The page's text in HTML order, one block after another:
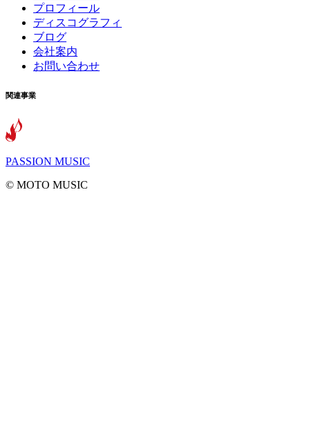
プロフィール
ディスコグラフィ
ブログ
会社案内
お問い合わせ
関連事業
PASSION MUSIC
©️ MOTO MUSIC